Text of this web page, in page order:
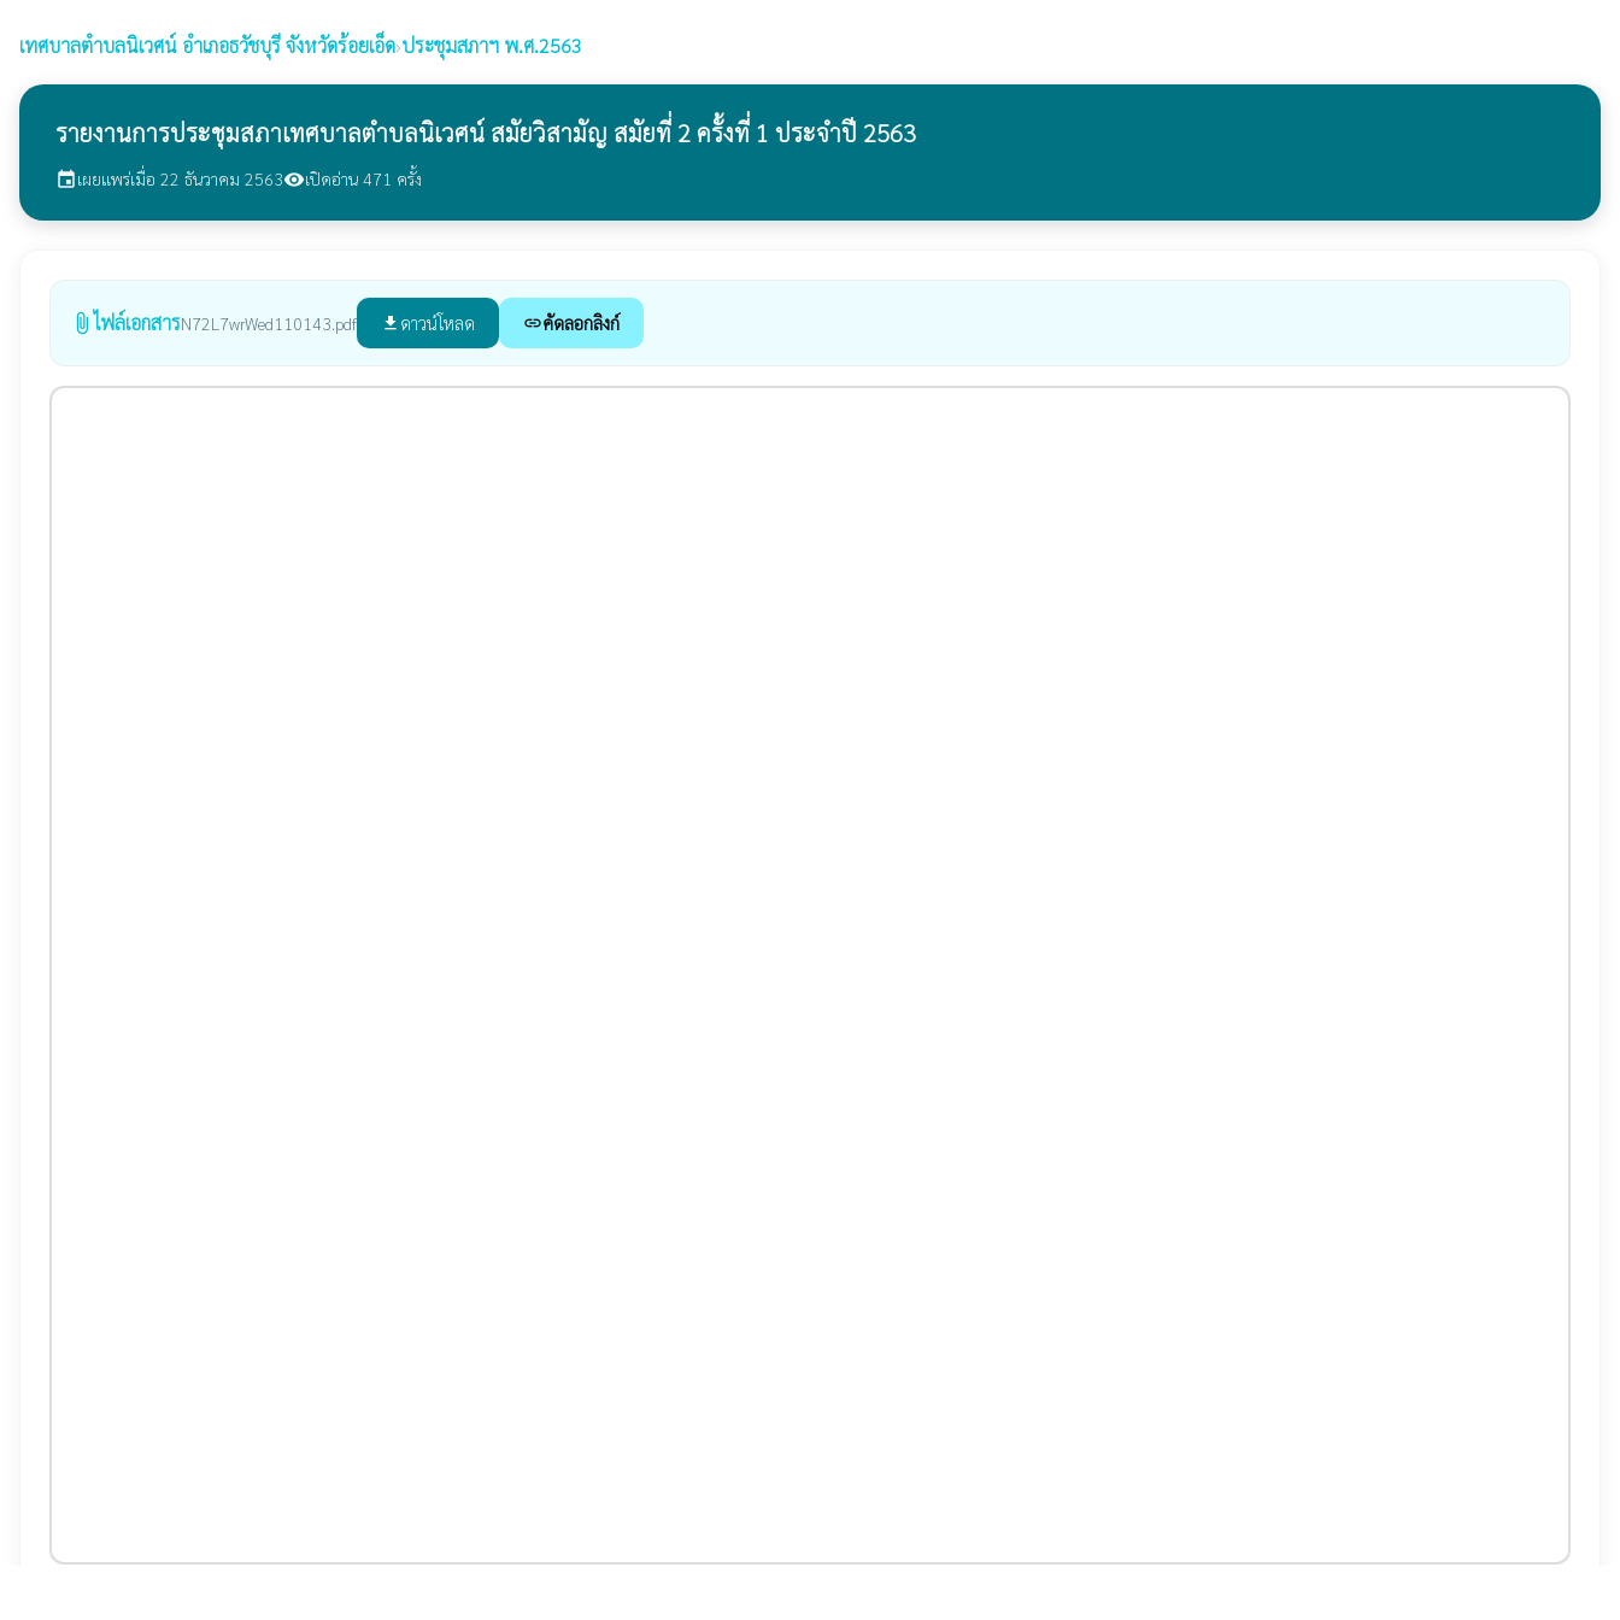
เทศบาลตำบลนิเวศน์ อำเภอธวัชบุรี จังหวัดร้อยเอ็ด›ประชุมสภาฯ พ.ศ.2563
รายงานการประชุมสภาเทศบาลตำบลนิเวศน์ สมัยวิสามัญ สมัยที่ 2 ครั้งที่ 1 ประจำปี 2563
eventเผยแพร่เมื่อ 22 ธันวาคม 2563visibilityเปิดอ่าน 471 ครั้ง
attach_file ไฟล์เอกสารN72L7wrWed110143.pdf file_download ดาวน์โหลด linkคัดลอกลิงก์